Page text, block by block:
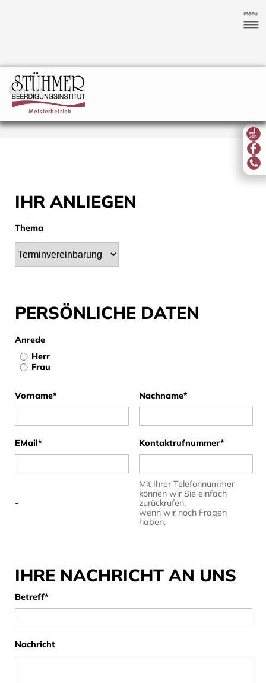
Kontakt
IHR ANLIEGEN
Thema
PERSÖNLICHE DATEN
Anrede
Herr
Frau
Pflichtfeld
Vorname* Pflichtfeld
Nachname*
Pflichtfeld
EMail* Pflichtfeld
Kontaktrufnummer*
-
Mit Ihrer Telefonnummer
können wir Sie einfach
zurückrufen,
wenn wir noch Fragen
haben.
IHRE NACHRICHT AN UNS
Pflichtfeld
Betreff*
Nachricht